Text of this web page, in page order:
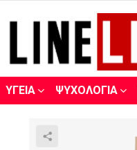
ΥΓΕΊΑ ΨΥΧΟΛΟΓΊΑ